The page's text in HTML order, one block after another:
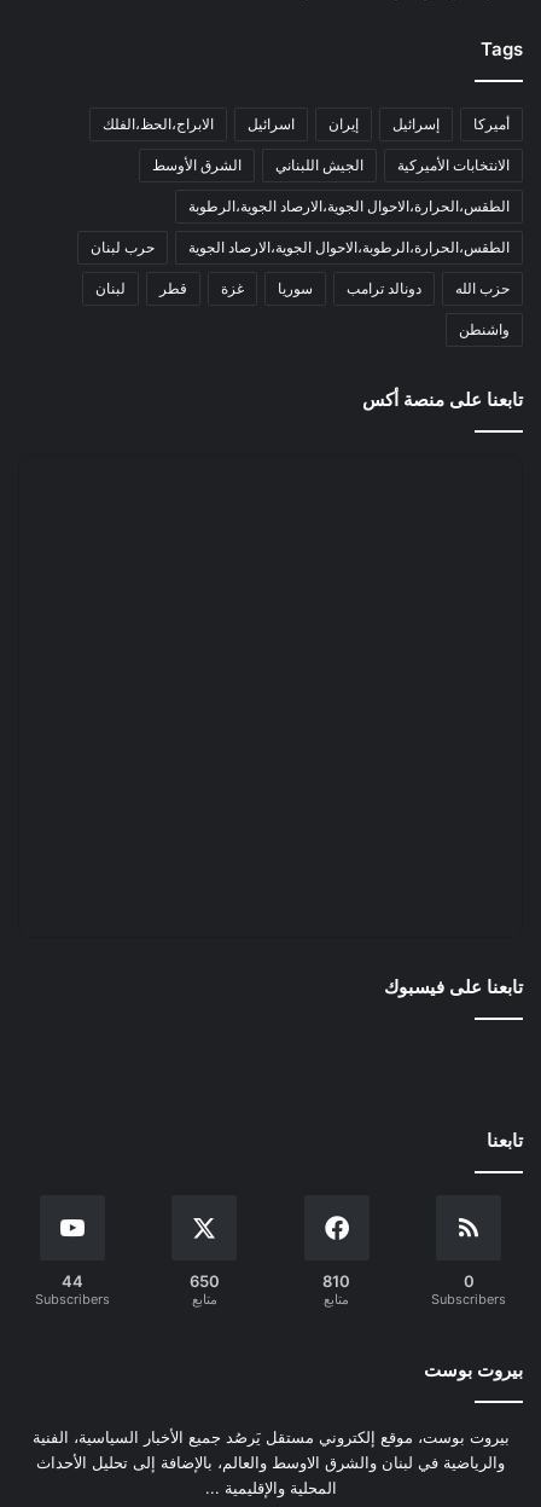
Tags
أميركا إسرائيل إيران اسرائيل الابراج،الحظ،الفلك
الانتخابات الأميركية الجيش اللبناني الشرق الأوسط
الطقس،الحرارة،الاحوال الجوية،الارصاد الجوية،الرطوبة
الطقس،الحرارة،الرطوبة،الاحوال الجوية،الارصاد الجوية حرب لبنان
حزب الله دونالد ترامب سوريا غزة قطر لبنان
واشنطن
تابعنا على منصة أكس
تابعنا على فيسبوك
تابعنا
0
Subscribers
810
متابع
650
متابع
44
Subscribers
بيروت بوست
بيروت بوست، موقع إلكتروني مستقل يَرصُد جميع الأخبار السياسية، الفنية
والرياضية في لبنان والشرق الاوسط والعالم، بالإضافة إلى تحليل الأحداث
المحلية والإقليمية ...